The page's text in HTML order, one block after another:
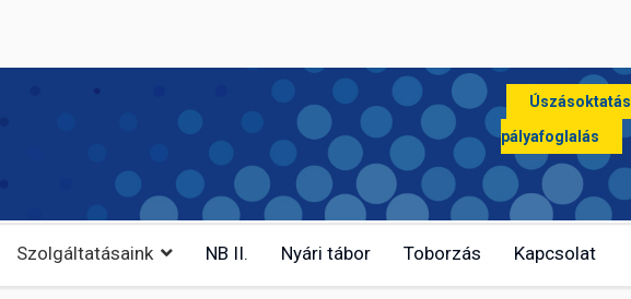
Úszásoktatás
pályafoglalás
Szolgáltatásaink NB II. Nyári tábor Toborzás Kapcsolat